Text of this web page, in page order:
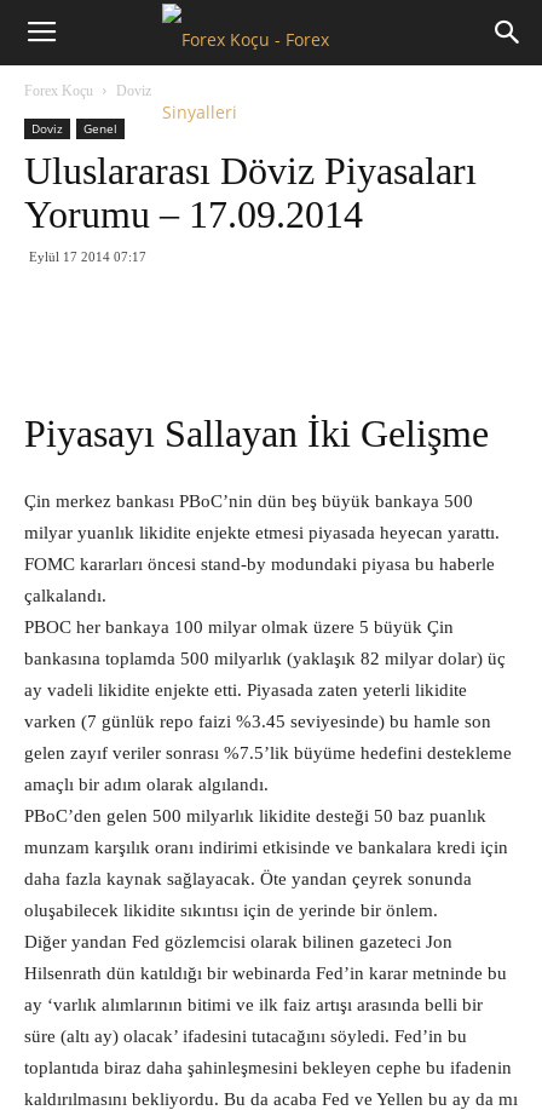
Forex
Forex Koçu Doviz
Doviz Genel
Uluslararası Döviz Piyasaları
Yorumu – 17.09.2014
Eylül 17 2014 07:17
Piyasayı Sallayan İki Gelişme
Çin merkez bankası PBoC’nin dün beş büyük bankaya 500
milyar yuanlık likidite enjekte etmesi piyasada heyecan yarattı.
FOMC kararları öncesi stand-by modundaki piyasa bu haberle
çalkalandı.
PBOC her bankaya 100 milyar olmak üzere 5 büyük Çin
bankasına toplamda 500 milyarlık (yaklaşık 82 milyar dolar) üç
ay vadeli likidite enjekte etti. Piyasada zaten yeterli likidite
varken (7 günlük repo faizi %3.45 seviyesinde) bu hamle son
gelen zayıf veriler sonrası %7.5’lik büyüme hedefini destekleme
amaçlı bir adım olarak algılandı.
PBoC’den gelen 500 milyarlık likidite desteği 50 baz puanlık
munzam karşılık oranı indirimi etkisinde ve bankalara kredi için
daha fazla kaynak sağlayacak. Öte yandan çeyrek sonunda
oluşabilecek likidite sıkıntısı için de yerinde bir önlem.
Diğer yandan Fed gözlemcisi olarak bilinen gazeteci Jon
Hilsenrath dün katıldığı bir webinarda Fed’in karar metninde bu
ay ‘varlık alımlarının bitimi ve ilk faiz artışı arasında belli bir
süre (altı ay) olacak’ ifadesini tutacağını söyledi. Fed’in bu
toplantıda biraz daha şahinleşmesini bekleyen cephe bu ifadenin
kaldırılmasını bekliyordu. Bu da acaba Fed ve Yellen bu ay da mı